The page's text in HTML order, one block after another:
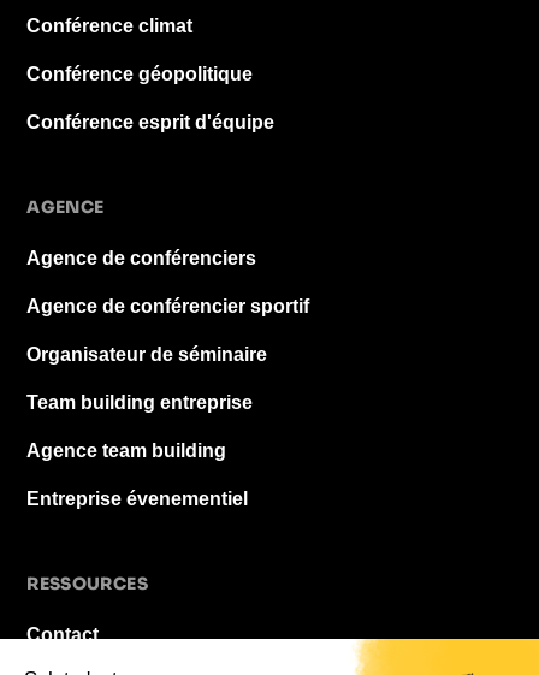
Conférence climat
Conférence géopolitique
Conférence esprit d'équipe
AGENCE
Agence de conférenciers
Agence de conférencier sportif
Organisateur de séminaire
Team building entreprise
Agence team building
Entreprise évenementiel
RESSOURCES
Contact